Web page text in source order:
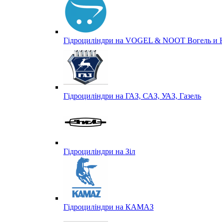
Гідроциліндри на VOGEL & NOOT Вогель и
Гідроциліндри на ГАЗ, САЗ, УАЗ, Газель
Гідроциліндри на Зіл
Гідроциліндри на КАМАЗ